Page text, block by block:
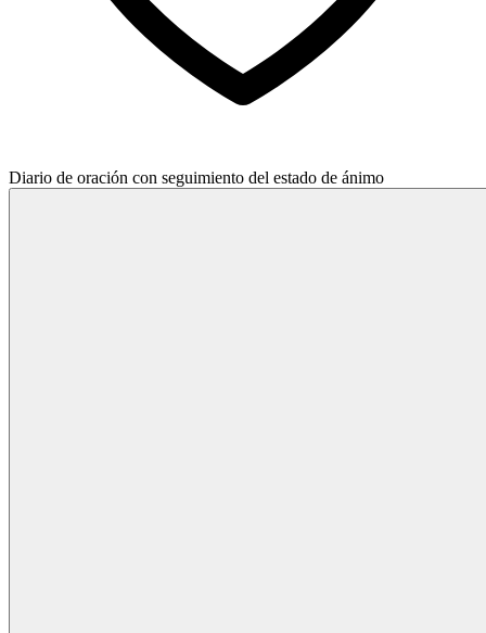
Diario de oración con seguimiento del estado de ánimo